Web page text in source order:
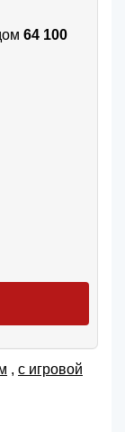
64 100
, с игровой